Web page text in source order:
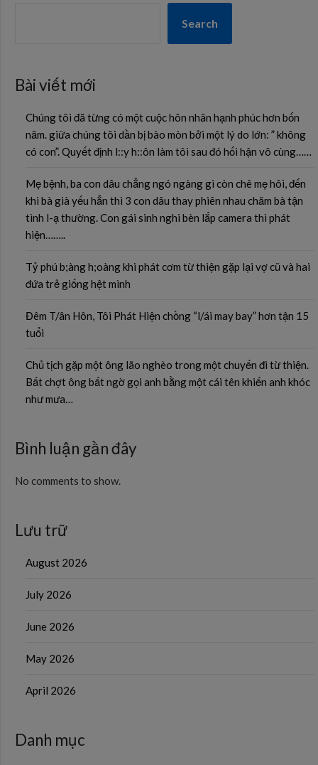
Search
Bài viết mới
Chúng tôi đã từng có một cuộc hôn nhân hạnh phúc hơn bốn
năm. giữa chúng tôi dần bị bào mòn bởi một lý do lớn: ” không
có con”. Quyết định l::y h::ôn làm tôi sau đó hối hận vô cùng……
Mẹ bệnh, ba con dâu chẳng ngó ngàng gì còn chê mẹ hôi, đến
khi bà già yếu hẳn thì 3 con dâu thay phiên nhau chăm bà tận
tình l-ạ thường. Con gái sinh nghi bèn lắp camera thì phát
hiện……..
Tỷ phú b;àng h;oàng khi phát cơm từ thiện gặp lại vợ cũ và hai
đứa trẻ giống hệt mình
Đêm T/ân Hôn, Tôi Phát Hiện chồng “l/ái may bay” hơn tận 15
tuổi
Chủ tịch gặp một ông lão nghèo trong một chuyến đi từ thiện.
Bất chợt ông bất ngờ gọi anh bằng một cái tên khiến anh khóc
như mưa…
Bình luận gần đây
No comments to show.
Lưu trữ
August 2026
July 2026
June 2026
May 2026
April 2026
Danh mục